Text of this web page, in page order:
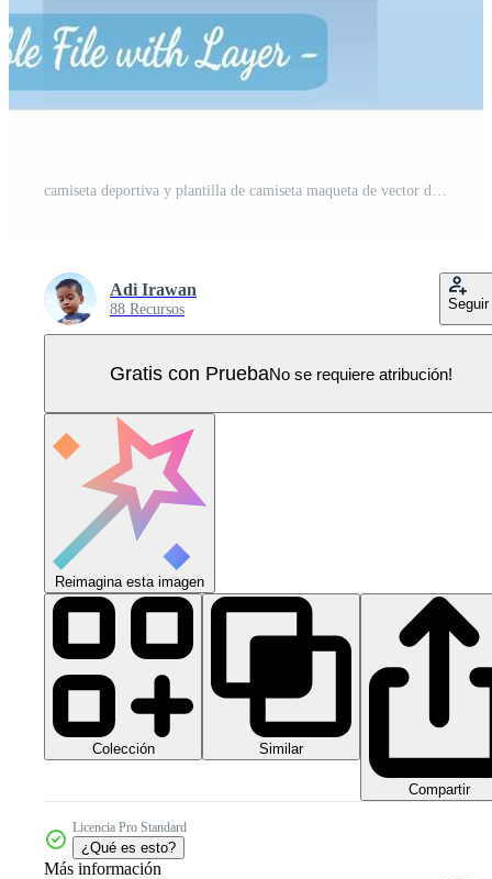
camiseta deportiva y plantilla de camiseta maqueta de vector de diseño de camiseta deportiva. diseño deportivo para fútbol, bádminton, carreras, camisetas de juego. Vector Pro
Adi Irawan
88 Recursos Seguir
Gratis con PruebaNo se requiere atribución!
Reimagina esta imagen
Colección Similar
Compartir
Licencia Pro Standard
¿Qué es esto?
Más información